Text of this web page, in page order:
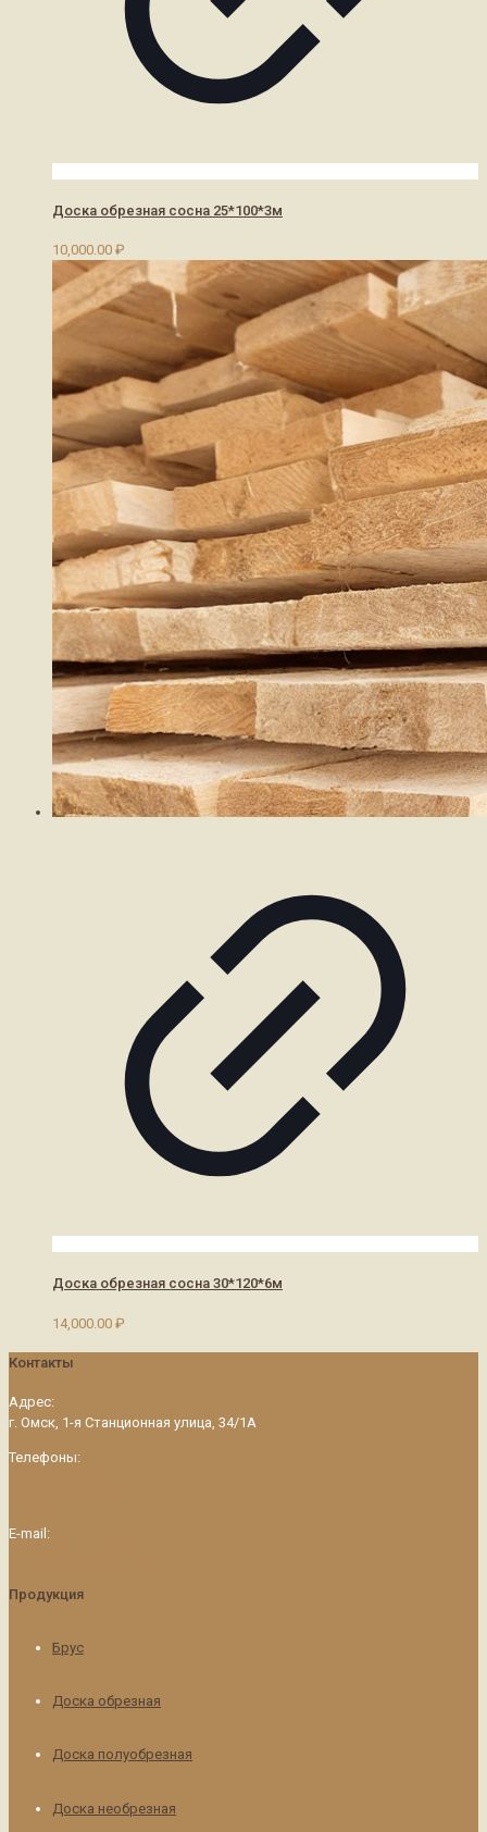
Доска обрезная сосна 25*100*3м
10,000.00 ₽
Доска обрезная сосна 30*120*6м
14,000.00 ₽
Контакты
Адрес:
г. Омск, 1-я Станционная улица, 34/1А
Телефоны:
E-mail:
Продукция
Брус
Доска обрезная
Доска полуобрезная
Доска необрезная